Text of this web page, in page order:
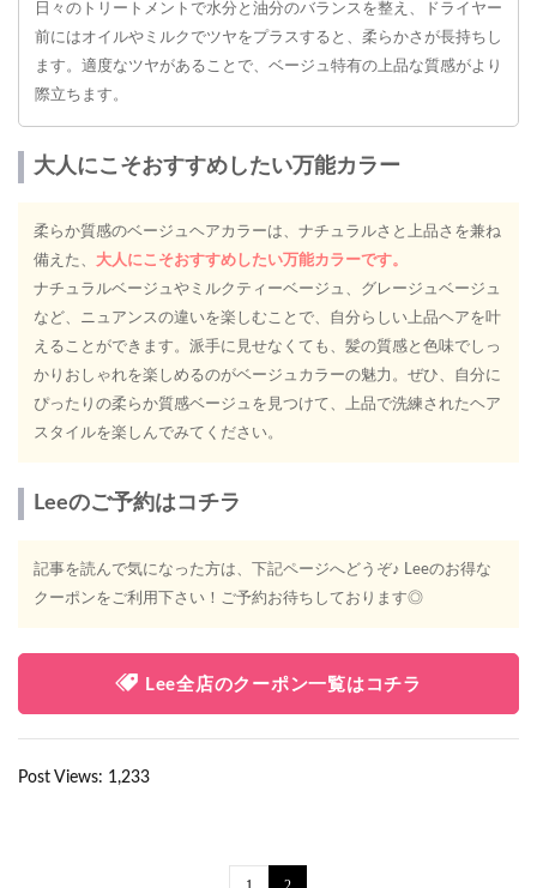
日々のトリートメントで水分と油分のバランスを整え、ドライヤー
前にはオイルやミルクでツヤをプラスすると、柔らかさが長持ちし
ます。適度なツヤがあることで、ベージュ特有の上品な質感がより
際立ちます。
大人にこそおすすめしたい万能カラー
柔らか質感のベージュヘアカラーは、ナチュラルさと上品さを兼ね
備えた、
大人にこそおすすめしたい万能カラーです。
ナチュラルベージュやミルクティーベージュ、グレージュベージュ
など、ニュアンスの違いを楽しむことで、自分らしい上品ヘアを叶
えることができます。派手に見せなくても、髪の質感と色味でしっ
かりおしゃれを楽しめるのがベージュカラーの魅力。ぜひ、自分に
ぴったりの柔らか質感ベージュを見つけて、上品で洗練されたヘア
スタイルを楽しんでみてください。
Leeのご予約はコチラ
記事を読んで気になった方は、下記ページへどうぞ♪ Leeのお得な
クーポンをご利用下さい！ご予約お待ちしております◎
Lee全店のクーポン一覧はコチラ
Post Views: 1,233